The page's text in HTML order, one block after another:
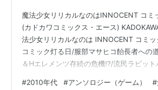
魔法少女リリカルなのはINNOCENT コミ
(カドカワコミックス・エース)
法少女リリカルなのは INNOCENT コミッ
コミック灯る日/服部マサヒコ飴長者への
＆Hエレメンツ存続の危機!?/流民ラビット
憂鬱/月島マコト光の医療少女、誕生!?/若
#2010年代 #アンソロジー（ゲーム） #